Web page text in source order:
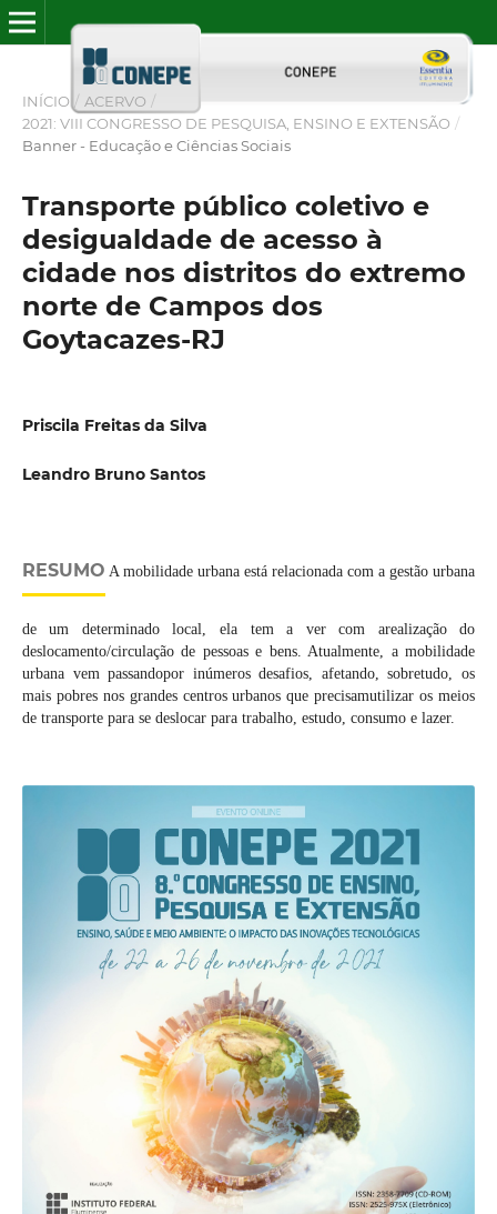
INÍCIO / ACERVO /
2021: VIII CONGRESSO DE PESQUISA, ENSINO E EXTENSÃO /
Banner - Educação e Ciências Sociais
Transporte público coletivo e
desigualdade de acesso à
cidade nos distritos do extremo
norte de Campos dos
Goytacazes-RJ
Priscila Freitas da Silva
Leandro Bruno Santos
RESUMO A mobilidade urbana está relacionada com a gestão urbana
de um determinado local, ela tem a ver com arealização do
deslocamento/circulação de pessoas e bens. Atualmente, a mobilidade
urbana vem passandopor inúmeros desafios, afetando, sobretudo, os
mais pobres nos grandes centros urbanos que precisamutilizar os meios
de transporte para se deslocar para trabalho, estudo, consumo e lazer.